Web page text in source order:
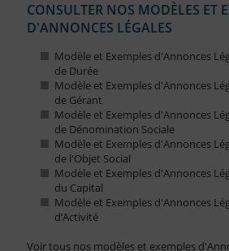
CONSULTER NOS MODÈLES ET
D'ANNONCES LÉGALES
Modèle et Exemples d'Annonces
de Durée
Modèle et Exemples d'Annonces
de Gérant
Modèle et Exemples d'Annonces
de Dénomination Sociale
Modèle et Exemples d'Annonces
de l'Objet Social
Modèle et Exemples d'Annonces
du Capital
Modèle et Exemples d'Annonces
d’Activité
Voir tous nos modèles et exemples